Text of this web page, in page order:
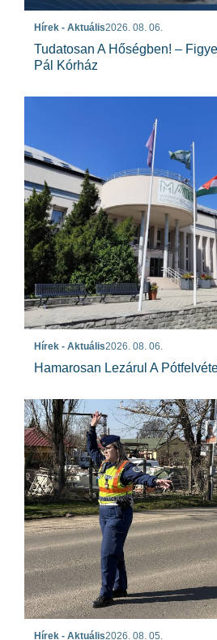
Hírek - Aktuális2026. 08. 06.
Tudatosan A Hőségben! –
Pál Kórház
Hírek - Aktuális2026. 08. 06.
Hamarosan Lezárul A
Hírek - Aktuális2026. 08. 05.